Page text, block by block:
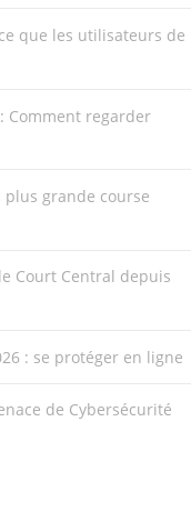
que les utilisateurs de
Comment regarder
plus grande course
Court Central depuis
: se protéger en ligne
de Cybersécurité